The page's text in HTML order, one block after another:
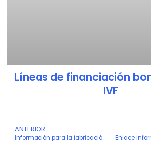
Líneas de financiación
IVF
Ant
ANTERIOR
Información para la fabricación de Pantallas de Protección Facial durante la crisis COVID-19